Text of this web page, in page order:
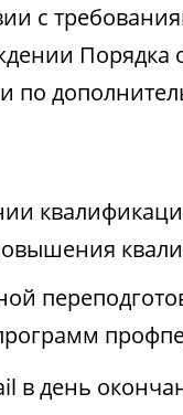
с
по
в день